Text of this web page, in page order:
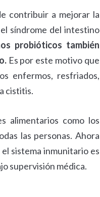
contribuir a mejorar la
síndrome del intestino
probióticos también
Es por este motivo que
enfermos, resfriados,
cistitis.
alimentarios como los
las personas. Ahora
sistema inmunitario es
supervisión médica.